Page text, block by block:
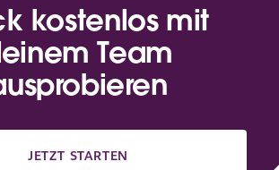
kostenlos mit
Team
JETZT STARTEN